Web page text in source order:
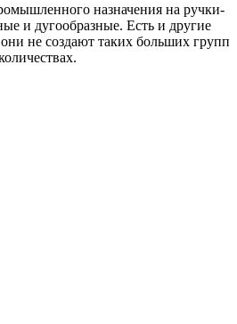
назначения на ручки-
и дугообразные. Есть и другие
не создают таких больших групп